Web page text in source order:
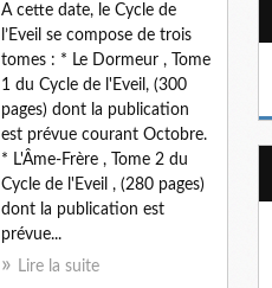
A cette date, le Cycle de
l’Eveil se compose de trois
tomes : * Le Dormeur , Tome
1 du Cycle de l'Eveil, (300
pages) dont la publication
est prévue courant Octobre.
* L'Âme-Frère , Tome 2 du
Cycle de l'Eveil , (280 pages)
dont la publication est
prévue...
Lire la suite